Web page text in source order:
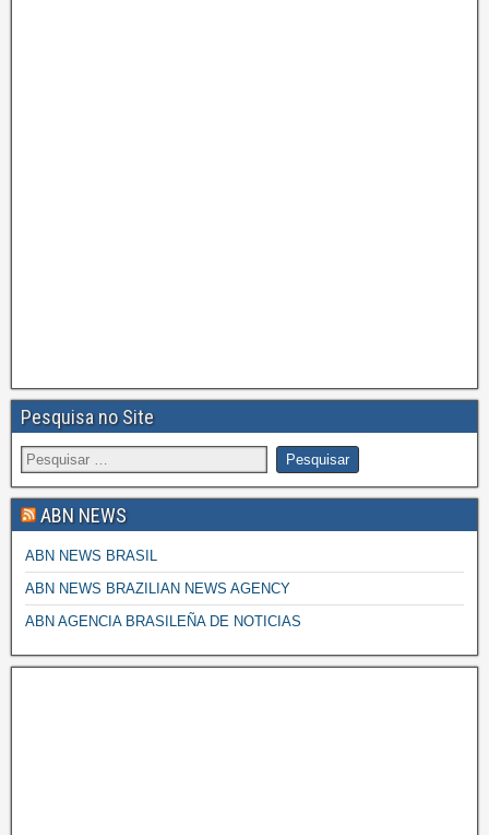
Pesquisa no Site
ABN NEWS
ABN NEWS BRASIL
ABN NEWS BRAZILIAN NEWS AGENCY
ABN AGENCIA BRASILEÑA DE NOTICIAS